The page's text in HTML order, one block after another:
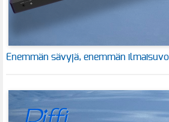
Enemmän sävyjä, enemmän